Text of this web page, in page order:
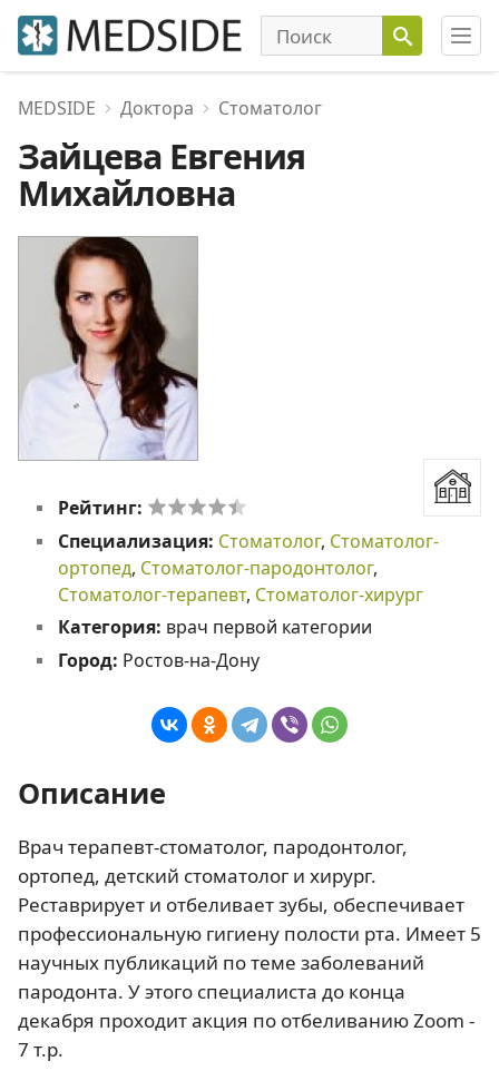
MEDSIDE Доктора Стоматолог
Зайцева Евгения
Михайловна
Рейтинг:
Специализация: Стоматолог, Стоматолог-
ортопед, Стоматолог-пародонтолог,
Стоматолог-терапевт, Стоматолог-хирург
Категория: врач первой категории
Город: Ростов-на-Дону
Описание
Врач терапевт-стоматолог, пародонтолог,
ортопед, детский стоматолог и хирург.
Реставрирует и отбеливает зубы, обеспечивает
профессиональную гигиену полости рта. Имеет 5
научных публикаций по теме заболеваний
пародонта. У этого специалиста до конца
декабря проходит акция по отбеливанию Zoom -
7 т.р.